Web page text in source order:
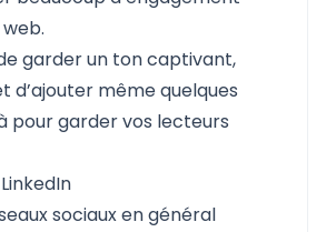
garder un ton captivant,
d’ajouter même quelques
pour garder vos lecteurs
sociaux en général